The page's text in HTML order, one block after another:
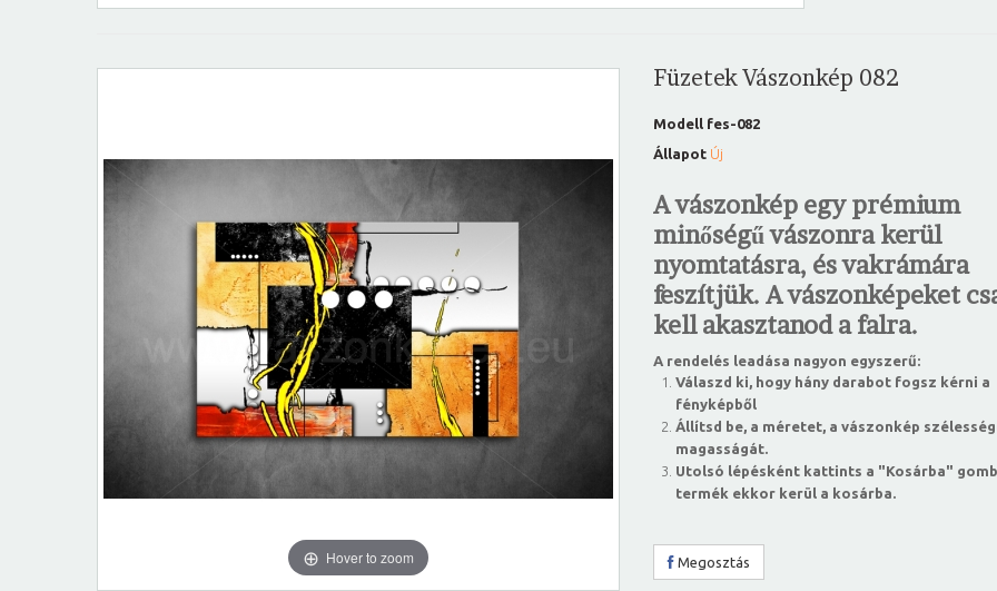
Hover to zoom
Füzetek Vászonkép 082
Modell fes-082
Állapot Új
A vászonkép egy prémium
minőségű vászonra kerül
nyomtatásra, és vakrámára
feszítjük. A vászonképeket
kell akasztanod a falra.
A rendelés leadása nagyon egyszerű:
Válaszd ki, hogy hány darabot fogsz kérni a
fényképből
Állítsd be, a méretet, a vászonkép
magasságát.
Utolsó lépésként kattints a "Kosárba"
termék ekkor kerül a kosárba.
Megosztás